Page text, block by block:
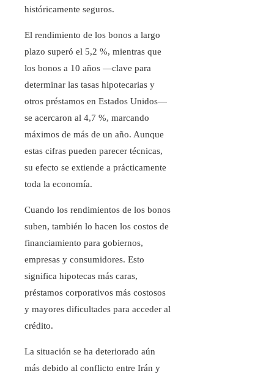
históricamente seguros.
El rendimiento de los bonos a largo
plazo superó el 5,2 %, mientras que
los bonos a 10 años —clave para
determinar las tasas hipotecarias y
otros préstamos en Estados Unidos—
se acercaron al 4,7 %, marcando
máximos de más de un año. Aunque
estas cifras pueden parecer técnicas,
su efecto se extiende a prácticamente
toda la economía.
Cuando los rendimientos de los bonos
suben, también lo hacen los costos de
financiamiento para gobiernos,
empresas y consumidores. Esto
significa hipotecas más caras,
préstamos corporativos más costosos
y mayores dificultades para acceder al
crédito.
La situación se ha deteriorado aún
más debido al conflicto entre Irán y